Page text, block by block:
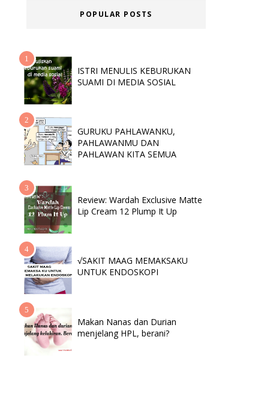
POPULAR POSTS
ISTRI MENULIS KEBURUKAN
SUAMI DI MEDIA SOSIAL
GURUKU PAHLAWANKU,
PAHLAWANMU DAN
PAHLAWAN KITA SEMUA
Review: Wardah Exclusive Matte
Lip Cream 12 Plump It Up
√SAKIT MAAG MEMAKSAKU
UNTUK ENDOSKOPI
Makan Nanas dan Durian
menjelang HPL, berani?